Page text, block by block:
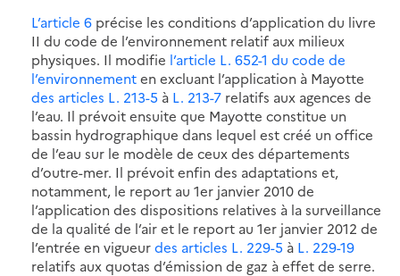
L’article 6 précise les conditions d’application du livre
II du code de l’environnement relatif aux milieux
physiques. Il modifie l’article L. 652-1 du code de
l’environnementen excluant l’application à Mayotte
des articles L. 213-5 à L. 213-7 relatifs aux agences de
l’eau. Il prévoit ensuite que Mayotte constitue un
bassin hydrographique dans lequel est créé un office
de l’eau sur le modèle de ceux des départements
d’outre-mer. Il prévoit enfin des adaptations et,
notamment, le report au 1er janvier 2010 de
l’application des dispositions relatives à la surveillance
de la qualité de l’air et le report au 1er janvier 2012 de
l’entrée en vigueurdes articles L. 229-5 à L. 229-19
relatifs aux quotas d’émission de gaz à effet de serre.